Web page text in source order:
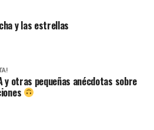
y las estrellas
y otras pequeñas anécdotas sobre